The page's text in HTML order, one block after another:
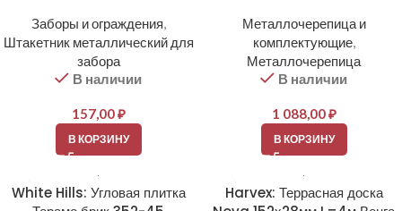
Заборы и ограждения,
Штакетник металлический для
забора
В наличии
157,00₽
В КОРЗИНУ
Металлочерепица и
комплектующие,
Металлочерепица
В наличии
1 088,00₽
В КОРЗИНУ
White Hills: Угловая плитка
Harvex: Террасная доска